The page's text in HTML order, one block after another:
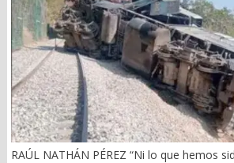
RAÚL NATHÁN PÉREZ “Ni lo que hemos